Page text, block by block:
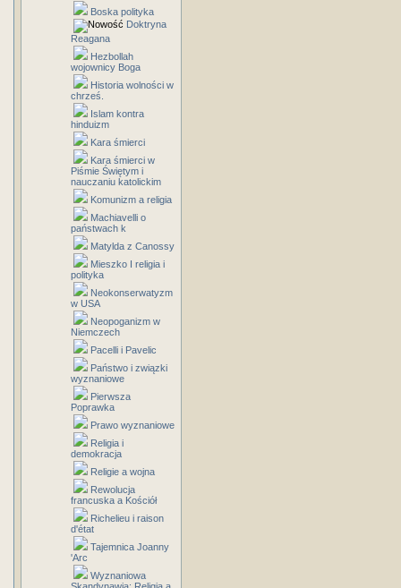
Boska polityka
Doktryna
Reagana
Hezbollah
wojownicy Boga
Historia wolności w
chrześ.
Islam kontra
hinduizm
Kara śmierci
Kara śmierci w
Piśmie Świętym i
nauczaniu katolickim
Komunizm a religia
Machiavelli o
państwach k
Matylda z Canossy
Mieszko I religia i
polityka
Neokonserwatyzm
w USA
Neopoganizm w
Niemczech
Pacelli i Pavelic
Państwo i związki
wyznaniowe
Pierwsza
Poprawka
Prawo wyznaniowe
Religia i
demokracja
Religie a wojna
Rewolucja
francuska a Kościół
Richelieu i raison
d'état
Tajemnica Joanny
'Arc
Wyznaniowa